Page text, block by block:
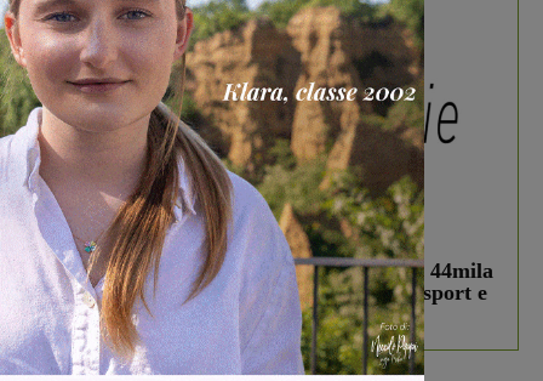
In vetrina 3 Agosto 2026
Estra Notizie agosto: Smart Cities, oltre 44mila
studenti coinvolti, torna il bando per lo sport e
debutta il podcast Estrair